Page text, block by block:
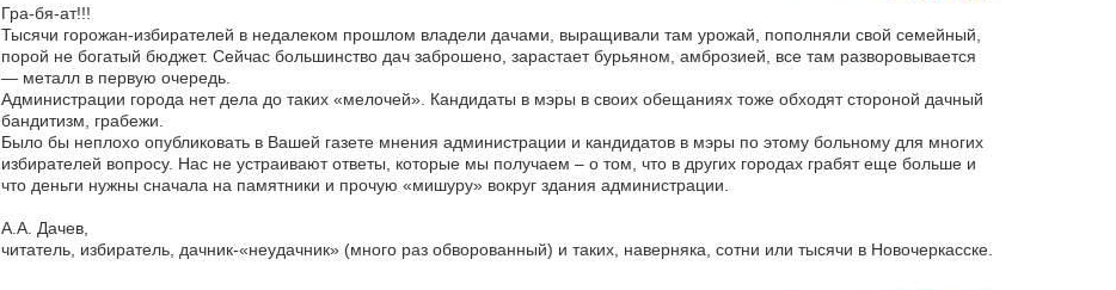
Гра-бя-ат!!!
Тысячи горожан-избирателей в недалеком прошлом владели дачами, выращивали там урожай, пополняли свой семейный,
порой не богатый бюджет. Сейчас большинство дач заброшено, зарастает бурьяном, амброзией, все там разворовывается
— металл в первую очередь.
Администрации города нет дела до таких «мелочей». Кандидаты в мэры в своих обещаниях тоже обходят стороной дачный
бандитизм, грабежи.
Было бы неплохо опубликовать в Вашей газете мнения администрации и кандидатов в мэры по этому больному для многих
избирателей вопросу. Нас не устраивают ответы, которые мы получаем – о том, что в других городах грабят еще больше и
что деньги нужны сначала на памятники и прочую «мишуру» вокруг здания администрации.
А.А. Дачев,
читатель, избиратель, дачник-«неудачник» (много раз обворованный) и таких, наверняка, сотни или тысячи в Новочеркасске.